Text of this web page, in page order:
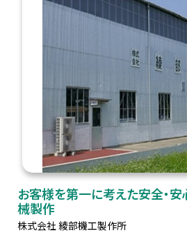
お客様を第一に考えた安全・
械製作
株式会社 綾部機工製作所